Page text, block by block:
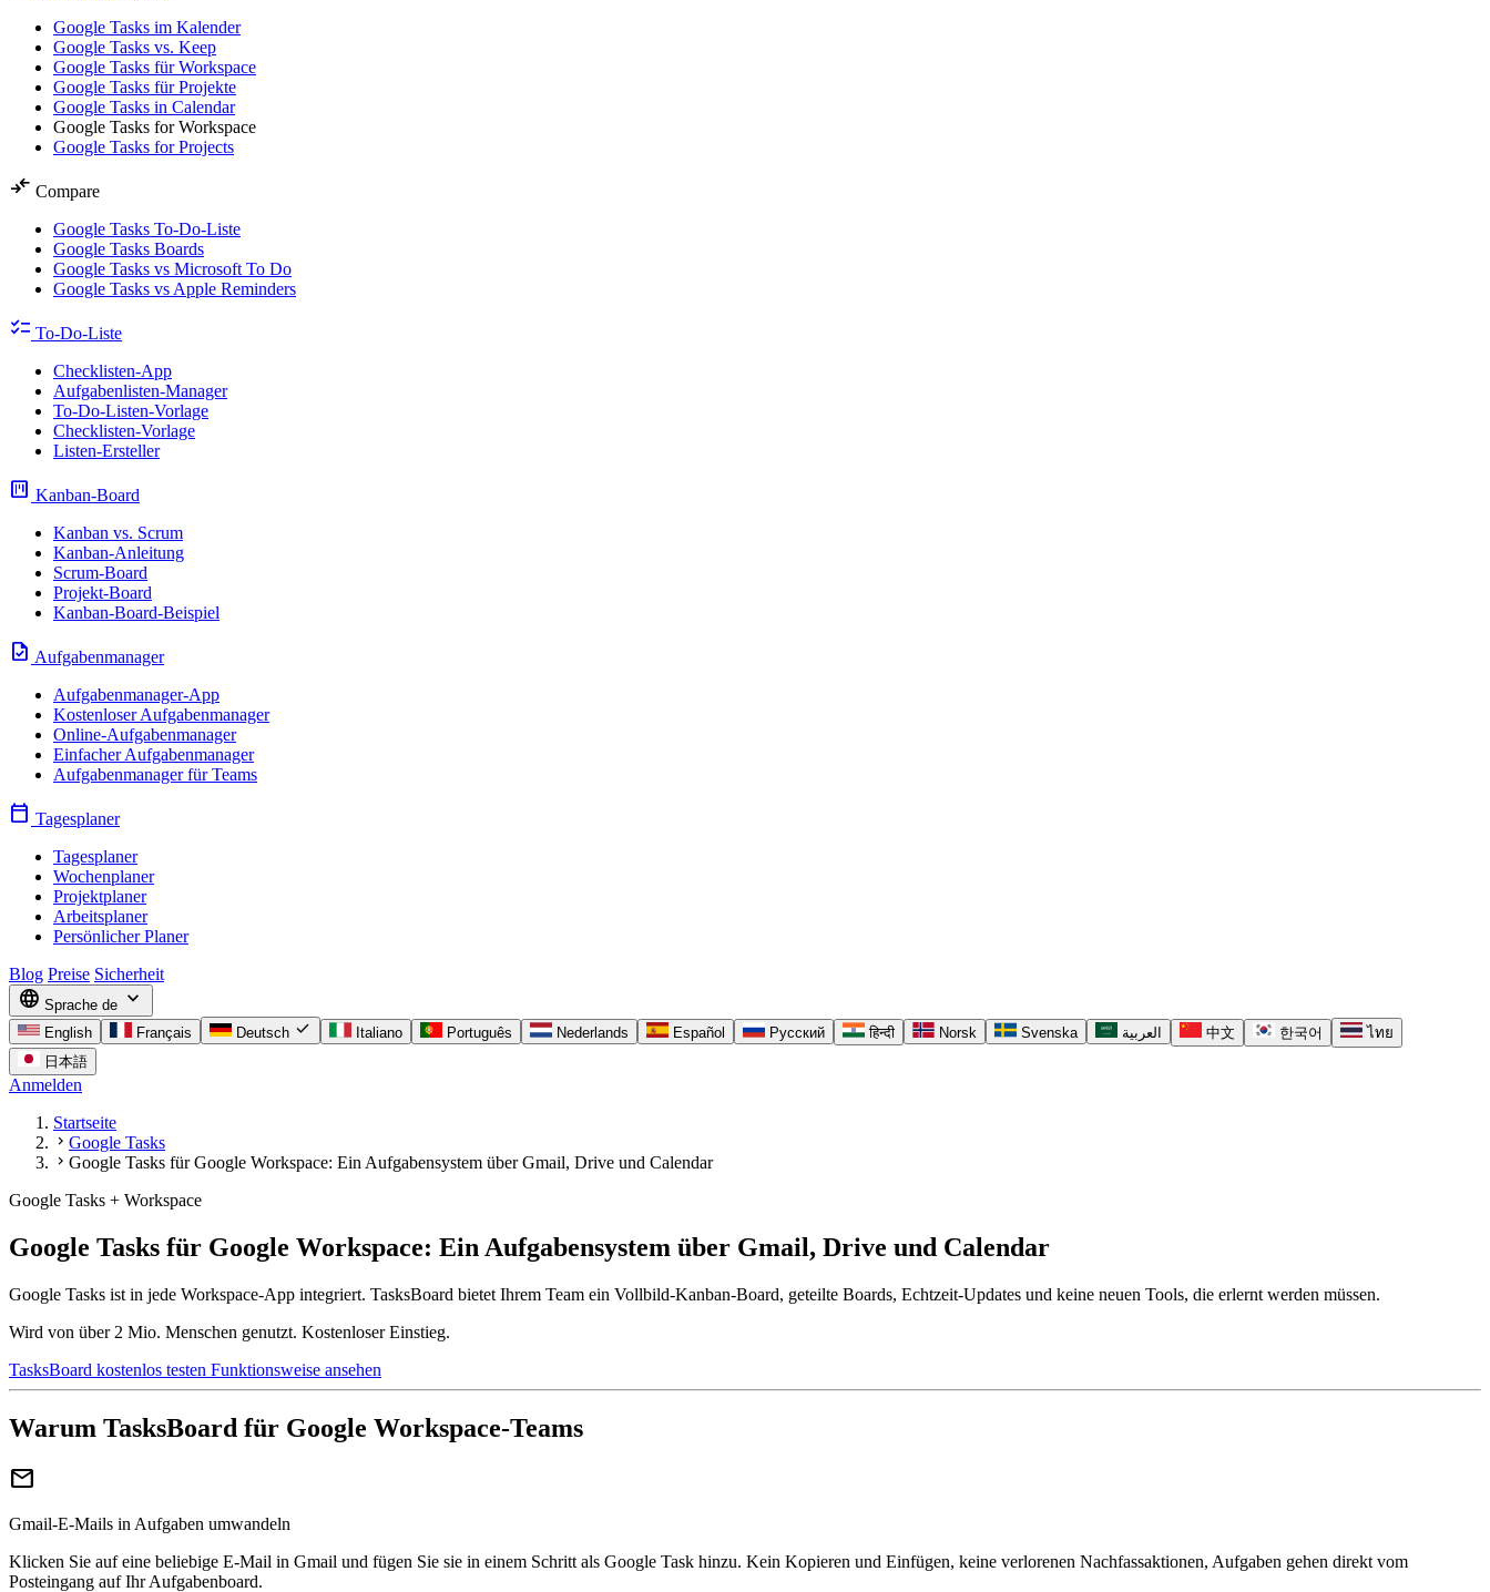
Google Tasks im Kalender
Google Tasks vs. Keep
Google Tasks für Workspace
Google Tasks für Projekte
Google Tasks in Calendar
Google Tasks for Workspace
Google Tasks for Projects
compare_arrows Compare
Google Tasks To-Do-Liste
Google Tasks Boards
Google Tasks vs Microsoft To Do
Google Tasks vs Apple Reminders
checklist To-Do-Liste
Checklisten-App
Aufgabenlisten-Manager
To-Do-Listen-Vorlage
Checklisten-Vorlage
Listen-Ersteller
view_kanban Kanban-Board
Kanban vs. Scrum
Kanban-Anleitung
Scrum-Board
Projekt-Board
Kanban-Board-Beispiel
task Aufgabenmanager
Aufgabenmanager-App
Kostenloser Aufgabenmanager
Online-Aufgabenmanager
Einfacher Aufgabenmanager
Aufgabenmanager für Teams
calendar_today Tagesplaner
Tagesplaner
Wochenplaner
Projektplaner
Arbeitsplaner
Persönlicher Planer
Blog Preise Sicherheit
language Sprache de expand_more
English Français Deutsch check Italiano Português Nederlands Español Русский हिन्दी Norsk Svenska العربية 中文 한국어
ไทย
日本語
Anmelden
Startseite
chevron_right Google Tasks
chevron_right Google Tasks für Google Workspace: Ein Aufgabensystem über Gmail, Drive und Calendar
Google Tasks + Workspace
Google Tasks für Google Workspace: Ein Aufgabensystem über Gmail, Drive und Calendar
Google Tasks ist in jede Workspace-App integriert. TasksBoard bietet Ihrem Team ein Vollbild-Kanban-Board, geteilte Boards, Echtzeit-Updates und keine neuen Tools, die erlernt werden müssen.
Wird von über 2 Mio. Menschen genutzt. Kostenloser Einstieg.
TasksBoard kostenlos testen Funktionsweise ansehen
Warum TasksBoard für Google Workspace-Teams
mail
Gmail-E-Mails in Aufgaben umwandeln
Klicken Sie auf eine beliebige E-Mail in Gmail und fügen Sie sie in einem Schritt als Google Task hinzu. Kein Kopieren und Einfügen, keine verlorenen Nachfassaktionen, Aufgaben gehen direkt vom
Posteingang auf Ihr Aufgabenboard.